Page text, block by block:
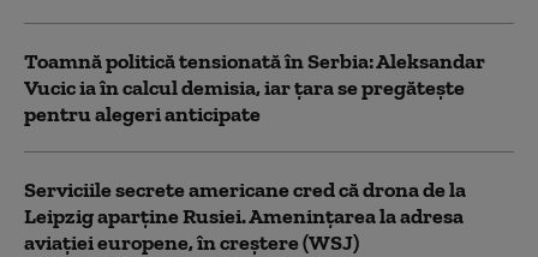
Toamnă politică tensionată în Serbia: Aleksandar
Vucic ia în calcul demisia, iar țara se pregătește
pentru alegeri anticipate
Serviciile secrete americane cred că drona de la
Leipzig aparține Rusiei. Amenințarea la adresa
aviației europene, în creștere (WSJ)